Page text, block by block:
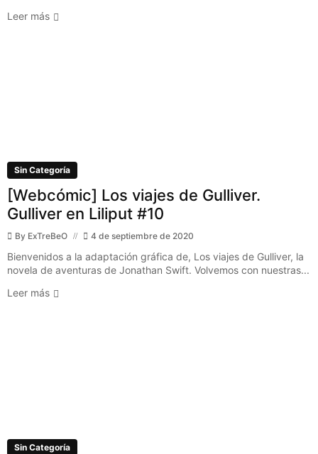
Leer más
Sin Categoría
[Webcómic] Los viajes de Gulliver.
Gulliver en Liliput #10
By ExTreBeO 4 de septiembre de 2020
Bienvenidos a la adaptación gráfica de, Los viajes de Gulliver, la
novela de aventuras de Jonathan Swift. Volvemos con nuestras...
Leer más
Sin Categoría